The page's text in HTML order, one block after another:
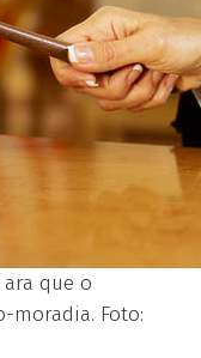
que o
Foto: